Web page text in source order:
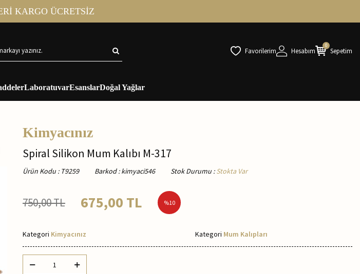
KARGO ÜCRETSİZ
Favorilerim Hesabım
0
Sepetim
LaboratuvarEsanslarDoğal Yağlar
Kimyacınız
Spiral Silikon Mum Kalıbı M-317
Ürün Kodu : T9259 Barkod : kimyaci546 Stok Durumu : Stokta Var
750,00TL 675,00 TL %10
Kategori Kimyacınız Kategori Mum Kalıpları